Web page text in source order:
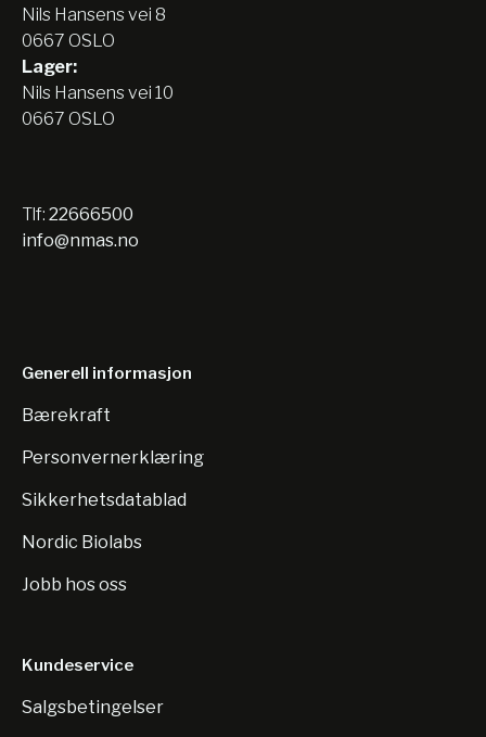
Nils Hansens vei 8
0667 OSLO
Lager:
Nils Hansens vei 10
0667 OSLO
Tlf: 22666500
info@nmas.no
Generell informasjon
Bærekraft
Personvernerklæring
Sikkerhetsdatablad
Nordic Biolabs
Jobb hos oss
Kundeservice
Salgsbetingelser